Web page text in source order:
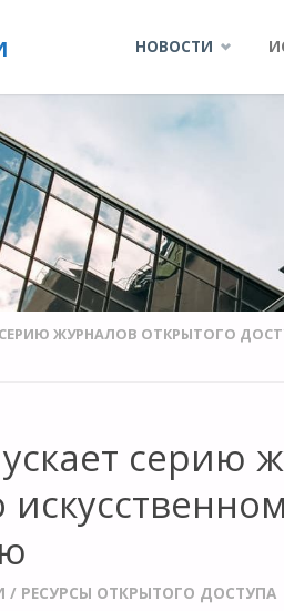
НОВОСТИ
СЕРИЮ ЖУРНАЛОВ ОТКРЫТОГО
серию
/ РЕСУРСЫ ОТКРЫТОГО ДОСТУПА